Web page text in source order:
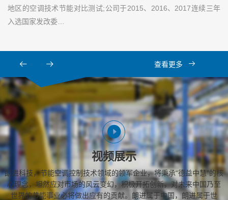
地区的空调技术节能对比测试;公司于2015、2016、2017连续三年
入选国家发改委…
查看更多
视频展示
朗进科技，节能空调控制技术领域的领军企业，将秉承“德益中慧”的核
心理念，坦然应对市场的风云变幻，积极开拓创新，对未来中国乃至
世界的节能事业必将做出应有的贡献。朗进属于中国，朗进属于世